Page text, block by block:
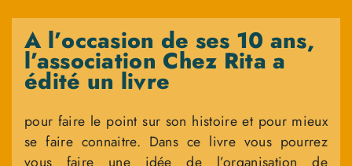
A l’occasion de ses 10 ans,
l’association Chez Rita a
édité un livre
pour faire le point sur son histoire et pour mieux
se faire connaitre. Dans ce livre vous pourrez
vous faire une idée de l’organisation de